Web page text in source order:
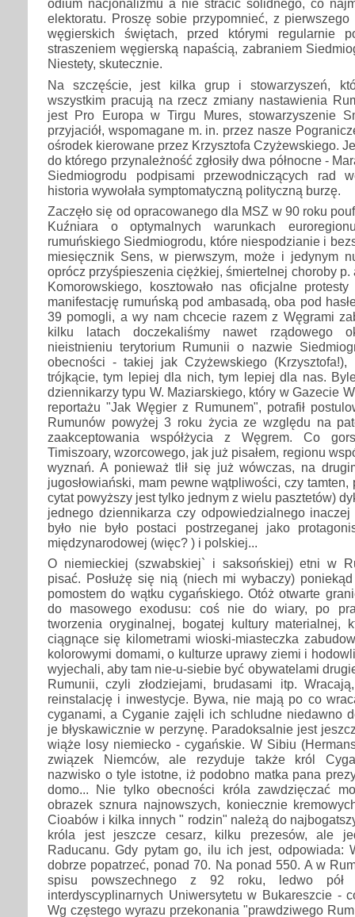
odium nacjonalizmu a nie stracić solidnego, co
elektoratu. Proszę sobie przypomnieć, z pierwszego
węgierskich świętach, przed którymi regularnie
straszeniem węgierską napaścią, zabraniem
Niestety, skutecznie.
Na szczęście, jest kilka grup i stowarzyszeń,
wszystkim pracują na rzecz zmiany nastawienia
jest Pro Europa w Tirgu Mures, stowarzyszenie
przyjaciół, wspomagane m. in. przez nasze
ośrodek kierowane przez Krzysztofa Czyżewskiego.
do którego przynależność zgłosiły dwa północne -
Siedmiogrodu podpisami przewodniczących rad
historia wywołała symptomatyczną polityczną burzę.
Zaczęło się od opracowanego dla MSZ w 90 roku
Kuźniara o optymalnych warunkach
rumuńskiego Siedmiogrodu, które niespodzianie i
miesięcznik Sens, w pierwszym, może i jedynym
oprócz przyśpieszenia ciężkiej, śmiertelnej choroby p.
Komorowskiego, kosztowało nas oficjalne
manifestację rumuńską pod ambasadą, oba pod
39 pomogli, a wy nam chcecie razem z Węgrami
kilku latach doczekaliśmy nawet rządowego
nieistnieniu terytorium Rumunii o nazwie
obecności - takiej jak Czyżewskiego
trójkącie, tym lepiej dla nich, tym lepiej dla nas.
dziennikarzy typu W. Maziarskiego, który w Gazecie
reportażu "Jak Węgier z Rumunem", potrafił
Rumunów powyżej 3 roku życia ze względu na
zaakceptowania współżycia z Węgrem. Co
Timiszoary, wzorcowego, jak już pisałem, regionu
wyznań. A ponieważ tlił się już wówczas, na
jugosłowiański, mam pewne wątpliwości, czy tamten,
cytat powyższy jest tylko jednym z wielu pasztetów)
jednego dziennikarza czy odpowiedzialnego inaczej
było nie było postaci postrzeganej jako
międzynarodowej (więc? ) i polskiej...
O niemieckiej (szwabskiej` i saksońskiej) etni w
pisać. Posłużę się nią (niech mi wybaczy)
pomostem do wątku cygańskiego. Otóż otwarte
do masowego exodusu: coś nie do wiary, po
tworzenia oryginalnej, bogatej kultury materialnej,
ciągnące się kilometrami wioski-miasteczka
kolorowymi domami, o kulturze uprawy ziemi i
wyjechali, aby tam nie-u-siebie być obywatelami
Rumunii, czyli złodziejami, brudasami itp.
reinstalację i inwestycje. Bywa, nie mają po co
cyganami, a Cyganie zajęli ich schludne niedawno
je błyskawicznie w perzynę. Paradoksalnie jest
wiąże losy niemiecko - cygańskie. W Sibiu
związek Niemców, ale rezyduje także król
nazwisko o tyle istotne, iż podobno matka pana
domo... Nie tylko obecności króla zawdzięczać
obrazek sznura najnowszych, koniecznie
Cioabów i kilka innych " rodzin" należą do
króla jest jeszcze cesarz, kilku prezesów, ale
Raducanu. Gdy pytam go, ilu ich jest, odpowiada:
dobrze popatrzeć, ponad 70. Na ponad 550. A w
spisu powszechnego z 92 roku, ledwo pół
interdyscyplinarnych Uniwersytetu w Bukareszcie -
Wg częstego wyrazu przekonania "prawdziwego